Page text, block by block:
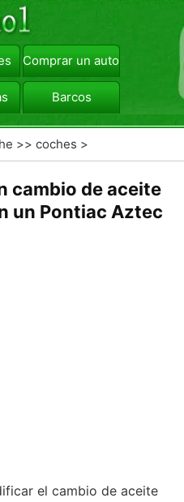
Comprar un automóvil
Barcos
>>coches >
cambio de aceite
un Pontiac Aztec
el cambio de aceite